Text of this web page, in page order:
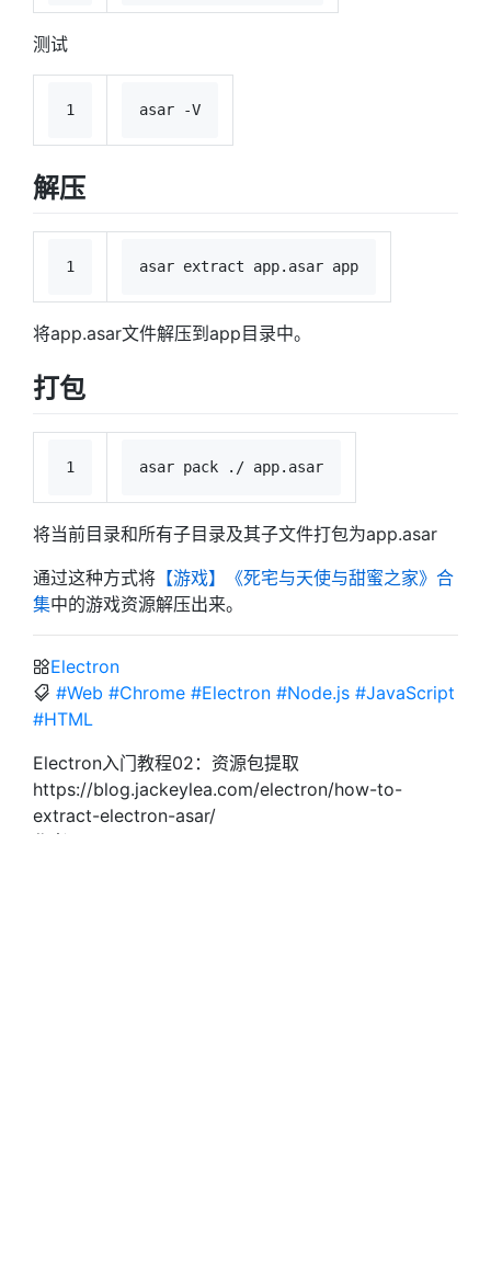
测试
1 asar -V
解压
1 asar extract app.asar app
将app.asar文件解压到app目录中。
打包
1 asar pack ./ app.asar
将当前目录和所有子目录及其子文件打包为app.asar
通过这种方式将 【游戏】《死宅与天使与甜蜜之家》合
集中的游戏资源解压出来。
Electron
#Web #Chrome #Electron #Node.js #JavaScript
#HTML
Electron入门教程02：资源包提取
https://blog.jackeylea.com/electron/how-to-
extract-electron-asar/